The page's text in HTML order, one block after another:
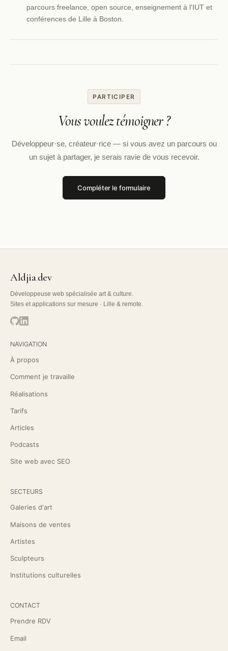
parcours freelance, open source, enseignement à l'IUT et
conférences de Lille à Boston.
PARTICIPER
Vous voulez témoigner ?
Développeur·se, créateur·rice — si vous avez un parcours ou
un sujet à partager, je serais ravie de vous recevoir.
Compléter le formulaire
Aldjia.dev
Développeuse web spécialisée art & culture.
Sites et applications sur mesure · Lille & remote.
NAVIGATION
À propos
Comment je travaille
Réalisations
Tarifs
Articles
Podcasts
Site web avec SEO
SECTEURS
Galeries d'art
Maisons de ventes
Artistes
Sculpteurs
Institutions culturelles
CONTACT
Prendre RDV
Email